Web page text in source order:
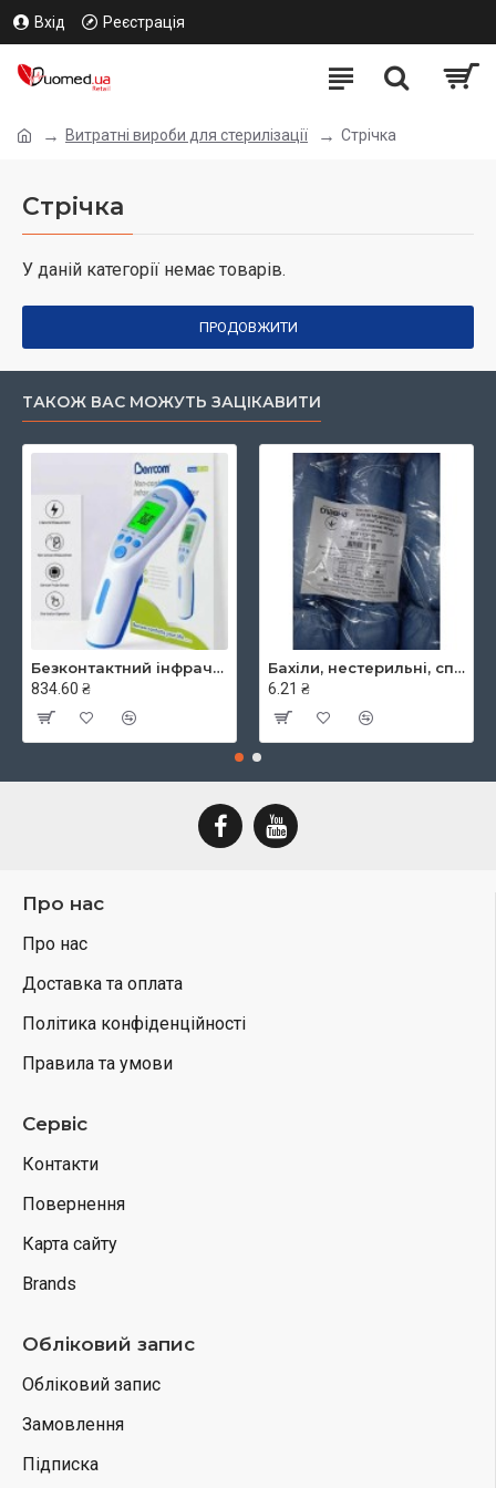
Вхід Реєстрація
Витратні вироби для стерилізації Стрічка
Стрічка
У даній категорії немає товарів.
ПРОДОВЖИТИ
ТАКОЖ ВАС МОЖУТЬ ЗАЦІКАВИТИ
Безконтактний інфрачервоний термометр JXB-182, ТМ Berrcom
834.60 ₴
Бахіли, нестерильні, спанбонд, щільність - 30г/м2, середні, блакитні, ТМ Славна
6.21 ₴
Про нас
Про нас
Доставка та оплата
Політика конфіденційності
Правила та умови
Сервіс
Контакти
Повернення
Карта сайту
Brands
Обліковий запис
Обліковий запис
Замовлення
Підписка